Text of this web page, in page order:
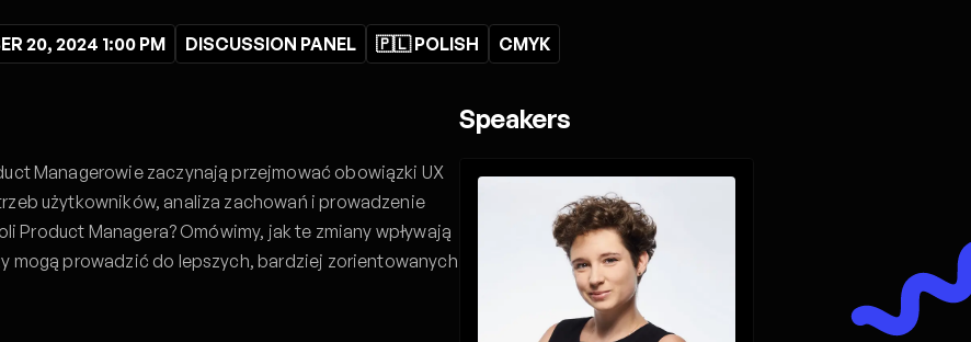
20, 2024 1:00 PM DISCUSSION PANEL 🇵🇱 POLISH CMYK
Managerowie zaczynają przejmować obowiązki UX
użytkowników, analiza zachowań i prowadzenie
Product Managera? Omówimy, jak te zmiany wpływają
mogą prowadzić do lepszych, bardziej zorientowanych
Speakers